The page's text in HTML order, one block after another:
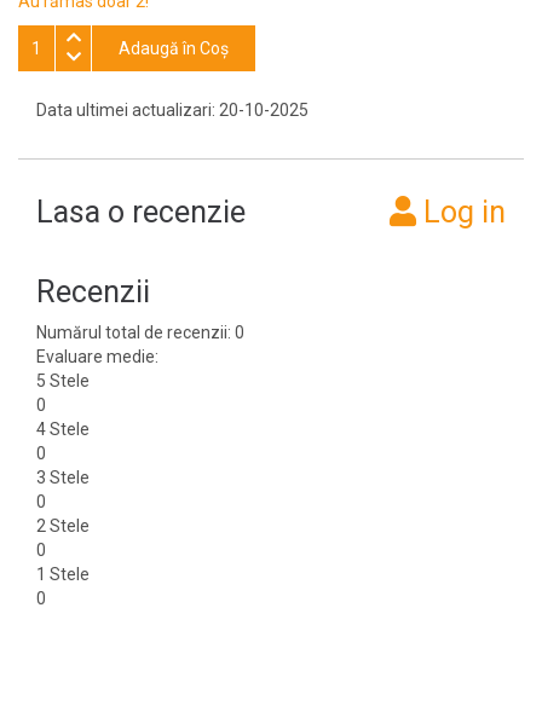
Adaugă în Coş
Data ultimei actualizari: 20-10-2025
Lasa o recenzie Log in
Recenzii
Numărul total de recenzii: 0
Evaluare medie:
5 Stele
0
4 Stele
0
3 Stele
0
2 Stele
0
1 Stele
0